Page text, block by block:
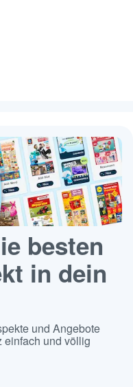
besten
in dein
und Angebote
einfach und völlig